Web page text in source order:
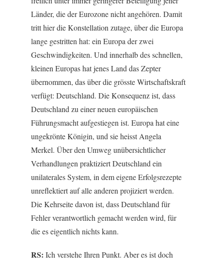
Länder, die der Eurozone nicht angehören. Damit
tritt hier die Konstellation zutage, über die Europa
lange gestritten hat: ein Europa der zwei
Geschwindigkeiten. Und innerhalb des schnellen,
kleinen Europas hat jenes Land das Zepter
übernommen, das über die grösste Wirtschaftskraft
verfügt: Deutschland. Die Konsequenz ist, dass
Deutschland zu einer neuen europäischen
Führungsmacht aufgestiegen ist. Europa hat eine
ungekrönte Königin, und sie heisst Angela
Merkel. Über den Umweg unübersichtlicher
Verhandlungen praktiziert Deutschland ein
unilaterales System, in dem eigene Erfolgsrezepte
unreflektiert auf alle anderen projiziert werden.
Die Kehrseite davon ist, dass Deutschland für
Fehler verantwortlich gemacht werden wird, für
die es eigentlich nichts kann.
RS: Ich verstehe Ihren Punkt. Aber es ist doch